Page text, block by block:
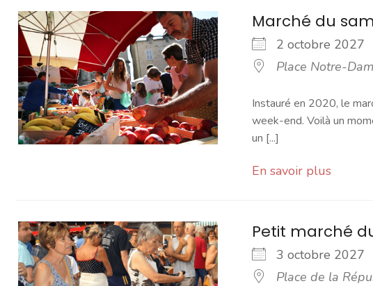
Marché du
2 octobre 2027
Place Notre-
Instauré en 2020, le
week-end. Voilà un
un [...]
En savoir plus
Petit marché
3 octobre 2027
Place de la